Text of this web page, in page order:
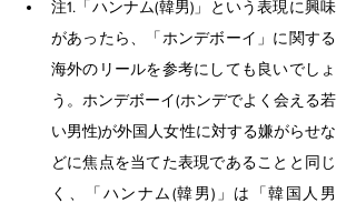
注1.「ハンナム(韓男)」という表現に興味
があったら、「ホンデボーイ」に関する
海外のリールを参考にしても良いでしょ
う。ホンデボーイ(ホンデでよく会える若
い男性)が外国人女性に対する嫌がらせな
どに焦点を当てた表現であることと同じ
く、「ハンナム(韓男)」は「韓国人男